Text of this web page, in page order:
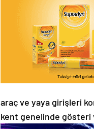
araç ve yaya girişleri
kent genelinde gösteri